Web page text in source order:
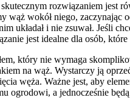
rozwiązaniem jest
wąż wokół niego, zaczynając
układał i nie zsuwał. Jeśli
jest idealne dla osób,
który nie wymaga
na wąż. Wystarczy ją
węża. Ważne jest, aby
ogrodowi, a jednocześnie